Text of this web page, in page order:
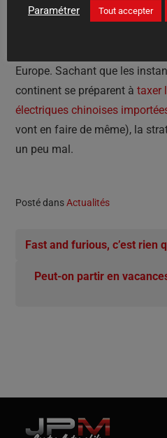
nouvelle joint-venture avec
Europe. Sachant que les
continent se préparent à taxer
électriques chinoises
vont en faire de même), la
un peu mal.
Posté dansActualités
Fast and furious, c’est rien
Peut-on partir en
Paramétrer Tout accepter